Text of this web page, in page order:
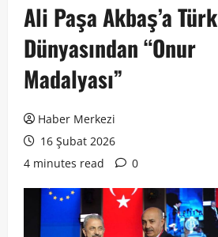
Ali Paşa Akbaş’a Türk
Dünyasından “Onur
Madalyası”
Haber Merkezi
16 Şubat 2026
4 minutes read
0